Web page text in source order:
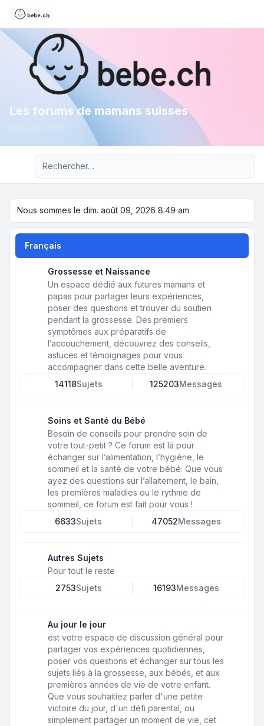
Les forums de mamans suisses
Recherche avancée
Nous sommes le dim. août 09, 2026 8:49 am
Français
Grossesse et Naissance
Un espace dédié aux futures mamans et
papas pour partager leurs expériences,
poser des questions et trouver du soutien
pendant la grossesse. Des premiers
symptômes aux préparatifs de
l’accouchement, découvrez des conseils,
astuces et témoignages pour vous
accompagner dans cette belle aventure.
14118Sujets 125203Messages
Soins et Santé du Bébé
Besoin de conseils pour prendre soin de
votre tout-petit ? Ce forum est là pour
échanger sur l’alimentation, l’hygiène, le
sommeil et la santé de votre bébé. Que vous
ayez des questions sur l’allaitement, le bain,
les premières maladies ou le rythme de
sommeil, ce forum est fait pour vous !
6633Sujets 47052Messages
Autres Sujets
Pour tout le reste
2753Sujets 16193Messages
Au jour le jour
est votre espace de discussion général pour
partager vos expériences quotidiennes,
poser vos questions et échanger sur tous les
sujets liés à la grossesse, aux bébés, et aux
premières années de vie de votre enfant.
Que vous souhaitiez parler d'une petite
victoire du jour, d'un défi parental, ou
simplement partager un moment de vie, cet